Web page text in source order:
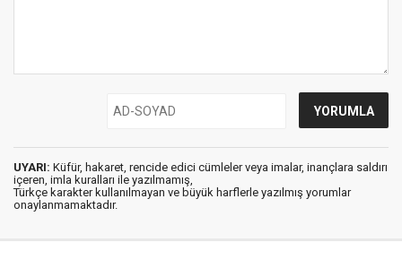
UYARI: Küfür, hakaret, rencide edici cümleler veya imalar, inançlara saldırı
içeren, imla kuralları ile yazılmamış,
Türkçe karakter kullanılmayan ve büyük harflerle yazılmış yorumlar
onaylanmamaktadır.